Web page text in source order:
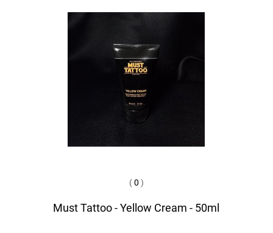
(0 )
Must Tattoo - Yellow Cream - 50ml